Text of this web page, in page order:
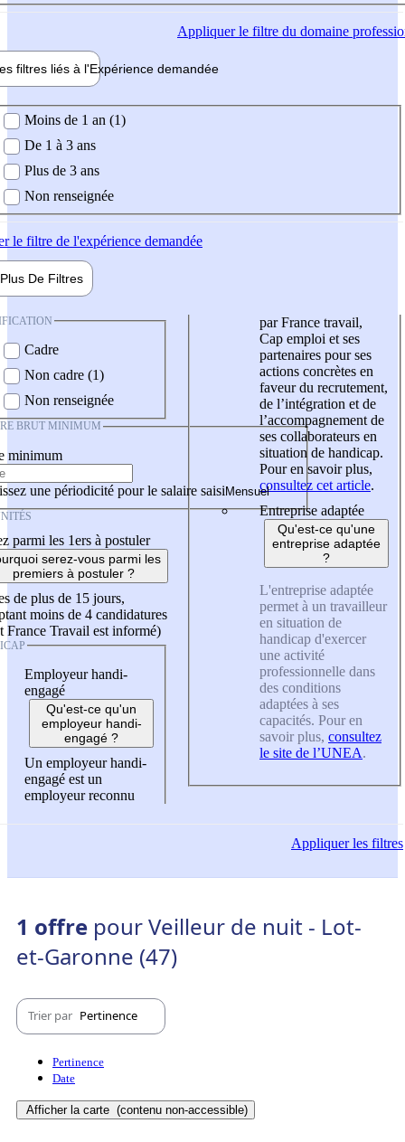
Appliquerle filtre du domaine
filtres liés à l'Expérience demandée
demandée
Moins de 1 an (1)
De 1 à 3 ans
Plus de 3 ans
Non renseignée
le filtre de l'expérience demandée
Plus De Filtres
Cadre
Non cadre (1)
Non renseignée
BRUT MINIMUM
minimum
une périodicité pour le salaire saisi
parmi les 1ers à postuler
serez-vous parmi les
premiers à postuler ?
de plus de 15 jours,
moins de 4 candidatures
France Travail est informé)
Employeur handi-
engagé
Qu'est-ce qu'un
employeur handi-
engagé ?
Un employeur handi-
engagé est un
employeur reconnu
par France travail,
Cap emploi et ses
partenaires pour ses
actions concrètes en
faveur du recrutement,
de l’intégration et de
l’accompagnement de
ses collaborateurs en
situation de handicap.
Pour en savoir plus,
consultez cet article.
Entreprise adaptée
Qu'est-ce qu'une
entreprise adaptée
?
L'entreprise adaptée
permet à un travailleur
en situation de
handicap d'exercer
une activité
professionnelle dans
des conditions
adaptées à ses
capacités. Pour en
savoir plus, consultez
le site de l’UNEA.
Appliquerles filtres
1 offre pour Veilleur de nuit - Lot-
et-Garonne (47)
Trier par Pertinence
Pertinence
Date
Afficher la carte (contenu non-accessible)